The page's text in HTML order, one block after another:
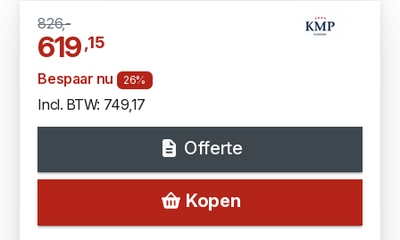
826,-
619,15
Bespaar nu 26%
Incl. BTW: 749,17
Offerte
Kopen